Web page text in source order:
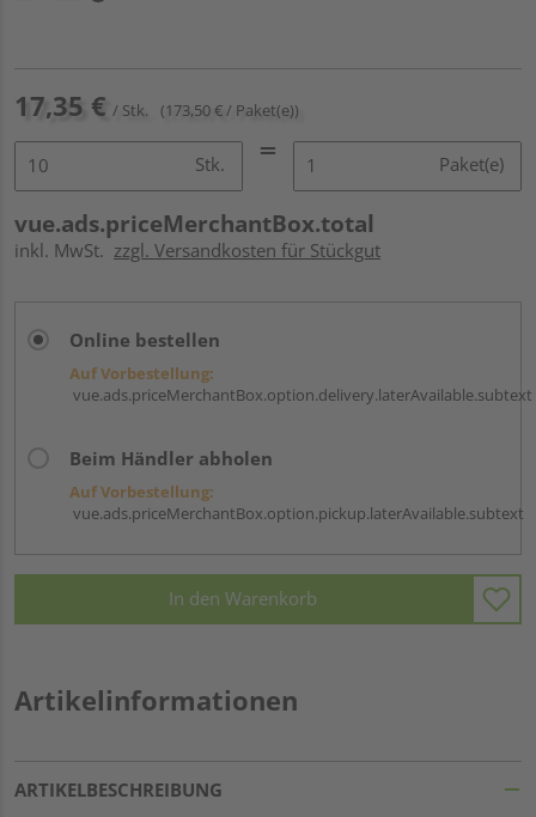
17,35 € / Stk. (173,50 € / Paket(e))
Stk. Paket(e)
vue.ads.priceMerchantBox.total
inkl. MwSt. zzgl. Versandkosten für Stückgut
Online bestellen
Auf Vorbestellung:
vue.ads.priceMerchantBox.option.delivery.laterAvailable.subtext
Beim Händler abholen
Auf Vorbestellung:
vue.ads.priceMerchantBox.option.pickup.laterAvailable.subtext
In den Warenkorb
Artikelinformationen
ARTIKELBESCHREIBUNG